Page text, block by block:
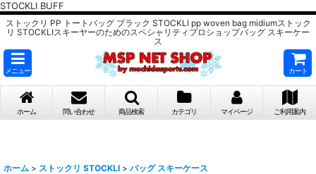
STOCKLI BUFF
ストックリ PP トートバッグ ブラック STOCKLI pp woven bag midiumストック
リ STOCKLIスキーヤーのためのスペシャリティプロショップバッグ スキーケー
ス
メニュー カート
ホーム 問い合わせ 商品検索 カテゴリ マイページ ご利用案内
ホーム > ストックリ STOCKLI > バッグ スキーケース